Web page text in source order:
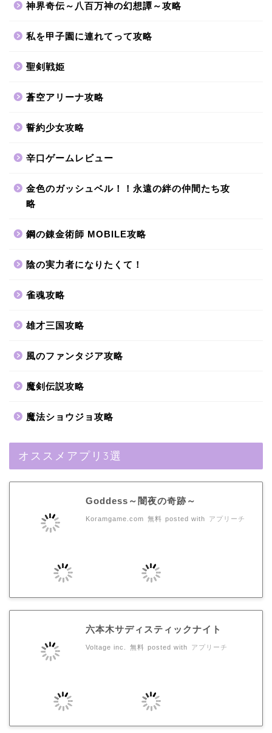
神界奇伝～八百万神の幻想譚～攻略
私を甲子園に連れてって攻略
聖剣戦姫
蒼空アリーナ攻略
誓約少女攻略
辛口ゲームレビュー
金色のガッシュベル！！永遠の絆の仲間たち攻
略
鋼の錬金術師 MOBILE攻略
陰の実力者になりたくて！
雀魂攻略
雄才三国攻略
風のファンタジア攻略
魔剣伝説攻略
魔法ショウジョ攻略
オススメアプリ3選
Goddess～闇夜の奇跡～
Koramgame.com 無料 posted with アプリーチ
六本木サディスティックナイト
Voltage inc. 無料 posted with アプリーチ